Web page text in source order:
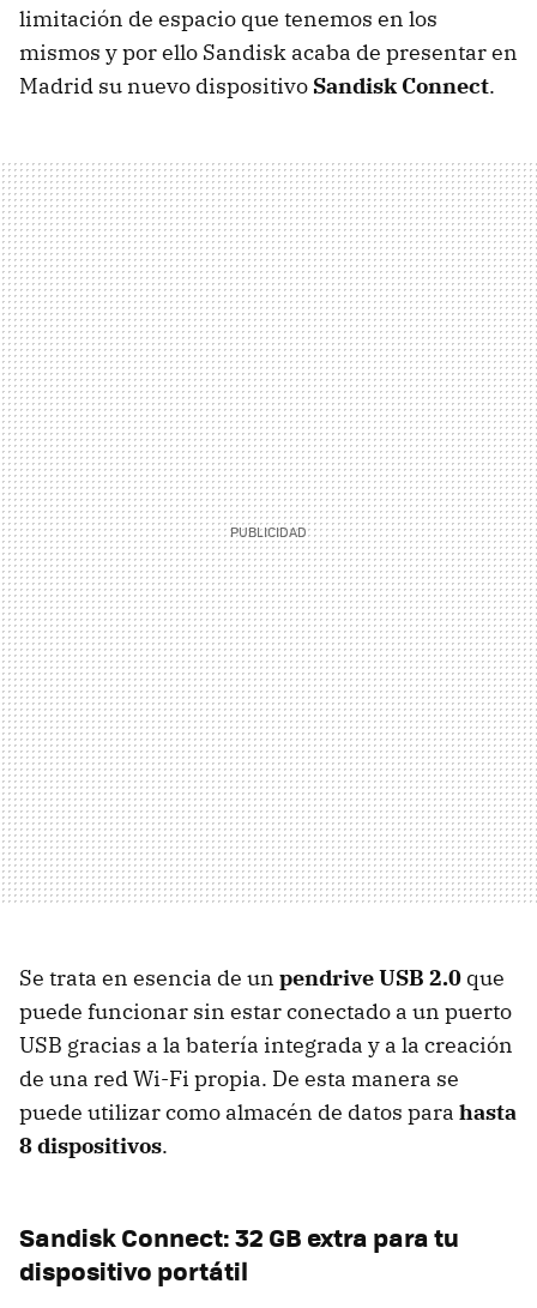
limitación de espacio que tenemos en los
mismos y por ello Sandisk acaba de presentar en
Madrid su nuevo dispositivo Sandisk Connect.
Se trata en esencia de un pendrive USB 2.0 que
puede funcionar sin estar conectado a un puerto
USB gracias a la batería integrada y a la creación
de una red Wi-Fi propia. De esta manera se
puede utilizar como almacén de datos para hasta
8 dispositivos.
Sandisk Connect: 32 GB extra para tu
dispositivo portátil